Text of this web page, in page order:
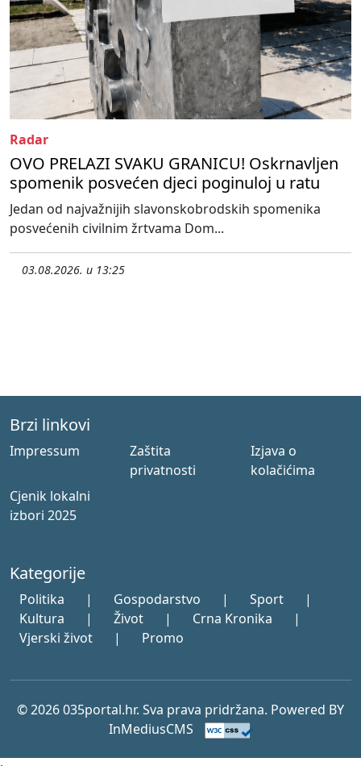
Radar
OVO PRELAZI SVAKU GRANICU! Oskrnavljen
spomenik posvećen djeci poginuloj u ratu
Jedan od najvažnijih slavonskobrodskih spomenika
posvećenih civilnim žrtvama Dom...
03.08.2026. u 13:25
Brzi linkovi
Impressum
Zaštita
privatnosti
Izjava o
kolačićima
Cjenik lokalni
izbori 2025
Kategorije
Politika | Gospodarstvo | Sport
|
Kultura
| Život | Crna Kronika
|
Vjerski život
| Promo
© 2026 035portal.hr. Sva prava pridržana. Powered BY
InMediusCMS